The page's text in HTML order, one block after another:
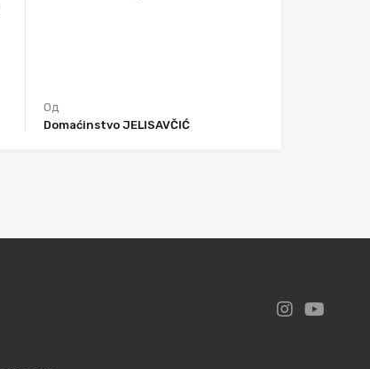
Од
Domaćinstvo JELISAVČIĆ